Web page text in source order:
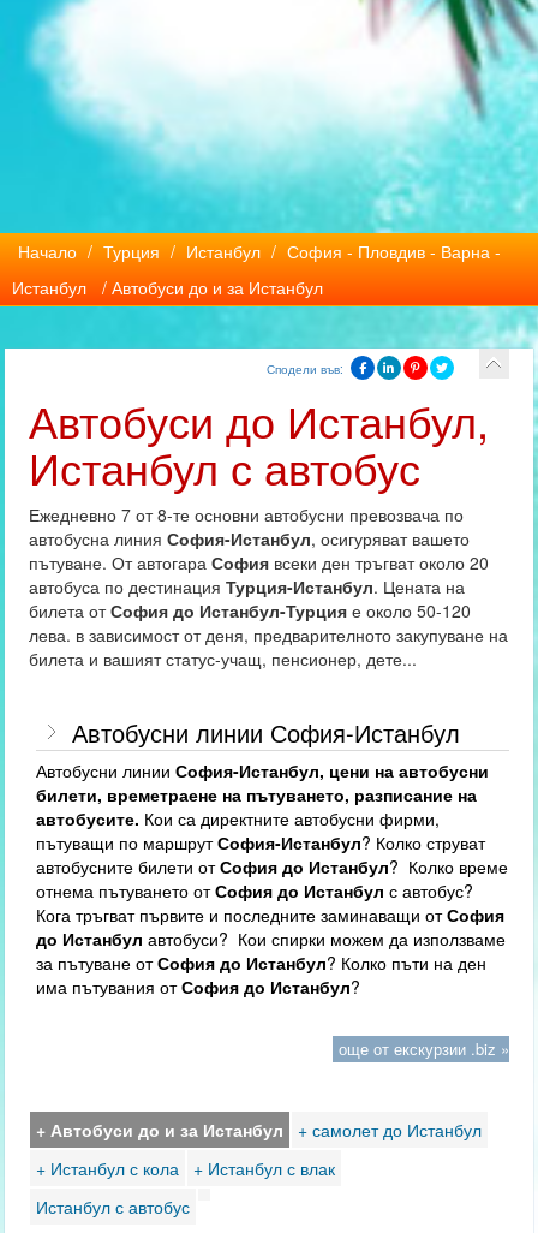
Начало / Турция / Истанбул / София - Пловдив - Варна -
Истанбул
/ Автобуси до и за Истанбул
Сподели във:
Автобуси до Истанбул,
Истанбул с автобус
Ежедневно 7 от 8-те основни автобусни превозвача по
автобусна линияСофия-Истанбул, осигуряват вашето
пътуване. От автогараСофия всеки ден тръгват около 20
автобуса по дестинацияТурция-Истанбул. Цената на
билета отСофия до Истанбул-Турция е около 50-120
лева. в зависимост от деня, предварителното закупуване на
билета и вашият статус-учащ, пенсионер, дете...
Автобусни линии София-Истанбул
Автобусни линииСофия-Истанбул, цени на автобусни
билети, времетраене на пътуването, разписание на
автобусите. Кои са директните автобусни фирми,
пътуващи по маршрутСофия-Истанбул? Колко струват
автобусните билети отСофия до Истанбул? Колко време
отнема пътуването отСофия до Истанбул с автобус?
Кога тръгват първите и последните заминаващи отСофия
до Истанбул автобуси? Кои спирки можем да използваме
за пътуване отСофия до Истанбул? Колко пъти на ден
има пътувания отСофия до Истанбул?
още от екскурзии .biz »
+ Автобуси до и за Истанбул
+ самолет до Истанбул
+ Истанбул с кола
+ Истанбул с влак
Истанбул с автобус